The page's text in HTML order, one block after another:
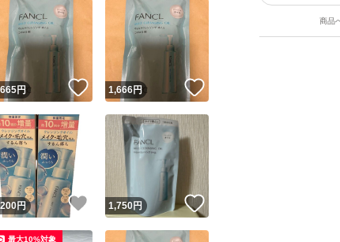
ユーザーの実績について
フリマが定めた一定の基準を満たしたユーザーにバッジを付与して
引出品者
心取引出品者 Yahoo!フリマの基準をクリアした安心・安全なユーザ
績
商品
この商品の情報をコピーします
商品画像の無断転載は禁止されています
！
円 いいね！
1,666円
！
円 いいね！
1,750円
最大10%対象